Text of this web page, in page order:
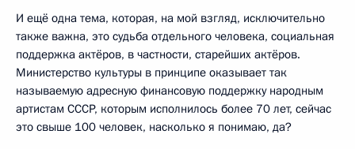
И ещё одна тема, которая, на мой взгляд, исключительно
также важна, это судьба отдельного человека, социальная
поддержка актёров, в частности, старейших актёров.
Министерство культуры в принципе оказывает так
называемую адресную финансовую поддержку народным
артистам СССР, которым исполнилось более 70 лет, сейчас
это свыше 100 человек, насколько я понимаю, да?